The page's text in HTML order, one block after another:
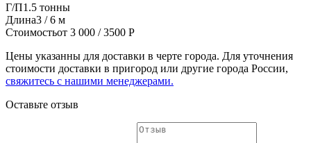
Г/П1.5 тонны
Длина3 / 6 м
Стоимостьот 3 000 / 3500 Р
Цены указанны для доставки в черте города. Для уточнения
стоимости доставки в пригород или другие города России,
свяжитесь с нашими менеджерами.
Оставьте отзыв